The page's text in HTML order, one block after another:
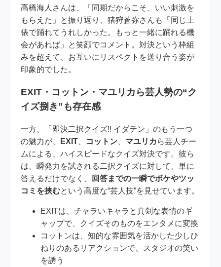
髙橋海人さんは、「同期だからこそ、いい刺激を
もらえた」と振り返り、猪狩蒼弥さんも「同じ土
俵で踊れてうれしかった。もっと一緒に踊れる機
会があれば」と笑顔でコメント。対決という枠組
みを超えて、お互いにリスペクトを送り合う姿が
印象的でした。
EXIT・コットン・マユリカら芸人勢の“ク
イズ捌き”も存在感
一方、「即決二択クイズ!! イダテン」のもう一つ
の魅力が、
EXIT コットン マユリカ ら芸人チー
ムによる、ハイスピードなクイズ対決です。彼ら
は、瞬発力を試される二択クイズに対して、単に
答えるだけでなく、
回答までの一瞬でボケやツッ
コミを挟むという高度な“芸人技”を見せています。
EXITは、チャラいキャラと真剣な表情のギ
ャップで、クイズそのものをエンタメに変換
コットンは、知的な雰囲気を活かした少しひ
ねりのあるリアクションで、スタジオの笑い
を誘う